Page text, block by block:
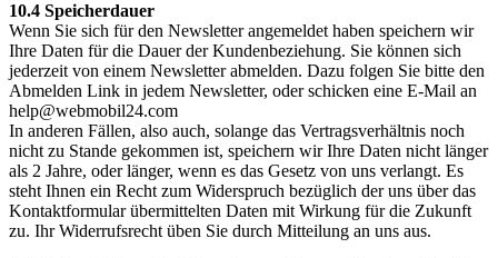
10.4 Speicherdauer
Wenn Sie sich für den Newsletter angemeldet haben speichern wir
Ihre Daten für die Dauer der Kundenbeziehung. Sie können sich
jederzeit von einem Newsletter abmelden. Dazu folgen Sie bitte den
Abmelden Link in jedem Newsletter, oder schicken eine E-Mail an
help@webmobil24.com
In anderen Fällen, also auch, solange das Vertragsverhältnis noch
nicht zu Stande gekommen ist, speichern wir Ihre Daten nicht länger
als 2 Jahre, oder länger, wenn es das Gesetz von uns verlangt. Es
steht Ihnen ein Recht zum Widerspruch bezüglich der uns über das
Kontaktformular übermittelten Daten mit Wirkung für die Zukunft
zu. Ihr Widerrufsrecht üben Sie durch Mitteilung an uns aus.